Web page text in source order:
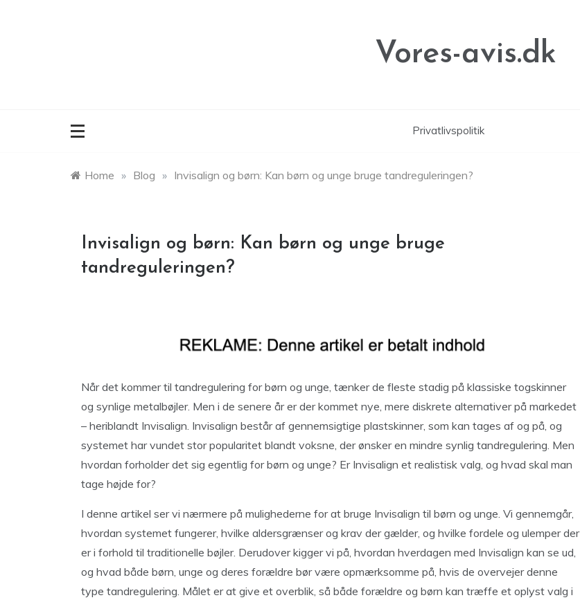
Vores-avis.dk
Privatlivspolitik
Home » Blog » Invisalign og børn: Kan børn og unge bruge tandreguleringen?
Invisalign og børn: Kan børn og unge bruge
tandreguleringen?
Når det kommer til tandregulering for børn og unge, tænker de fleste stadig på klassiske togskinner
og synlige metalbøjler. Men i de senere år er der kommet nye, mere diskrete alternativer på markedet
– heriblandt Invisalign. Invisalign består af gennemsigtige plastskinner, som kan tages af og på, og
systemet har vundet stor popularitet blandt voksne, der ønsker en mindre synlig tandregulering. Men
hvordan forholder det sig egentlig for børn og unge? Er Invisalign et realistisk valg, og hvad skal man
tage højde for?
I denne artikel ser vi nærmere på mulighederne for at bruge Invisalign til børn og unge. Vi gennemgår,
hvordan systemet fungerer, hvilke aldersgrænser og krav der gælder, og hvilke fordele og ulemper der
er i forhold til traditionelle bøjler. Derudover kigger vi på, hvordan hverdagen med Invisalign kan se ud,
og hvad både børn, unge og deres forældre bør være opmærksomme på, hvis de overvejer denne
type tandregulering. Målet er at give et overblik, så både forældre og børn kan træffe et oplyst valg i